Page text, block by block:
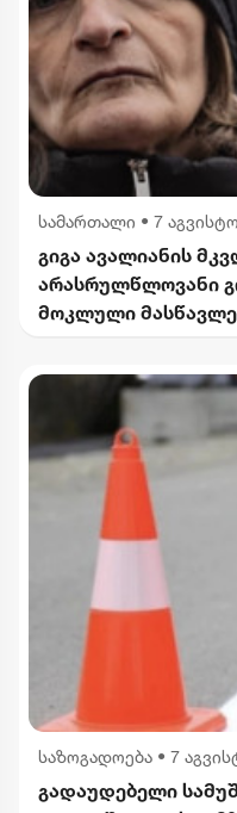
სამართალი • 7
გიგა ავალიანის
არასრულწლოვანი
მოკლული
საზოგადოება • 7
გადაუდებელი